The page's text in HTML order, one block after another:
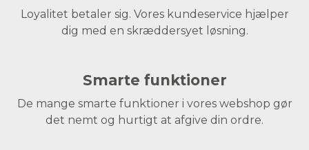
Loyalitet betaler sig. Vores kundeservice hjælper
dig med en skræddersyet løsning.
Smarte funktioner
De mange smarte funktioner i vores webshop gør
det nemt og hurtigt at afgive din ordre.